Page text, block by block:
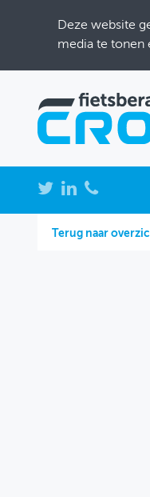
Deze website
media te tonen
NIEUWS
Terug naar